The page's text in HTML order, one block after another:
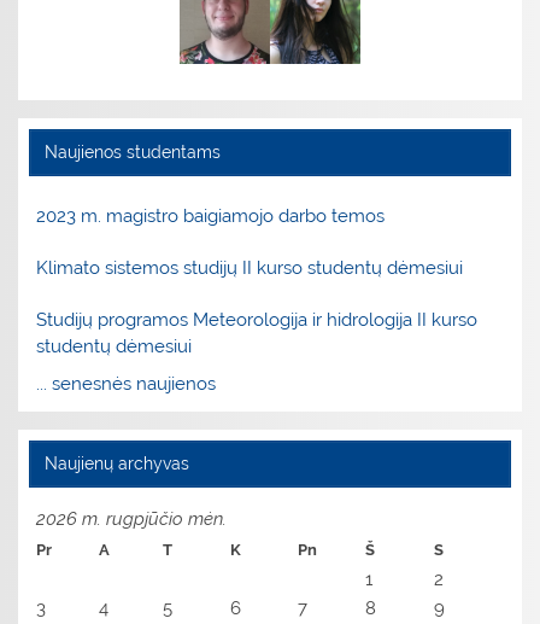
Naujienos studentams
2023 m. magistro baigiamojo darbo temos
Klimato sistemos studijų II kurso studentų dėmesiui
Studijų programos Meteorologija ir hidrologija II kurso
studentų dėmesiui
... senesnės naujienos
Naujienų archyvas
2026 m. rugpjūčio mėn.
Pr A T K Pn Š S
1
2
3
4 5 6 7 8
9